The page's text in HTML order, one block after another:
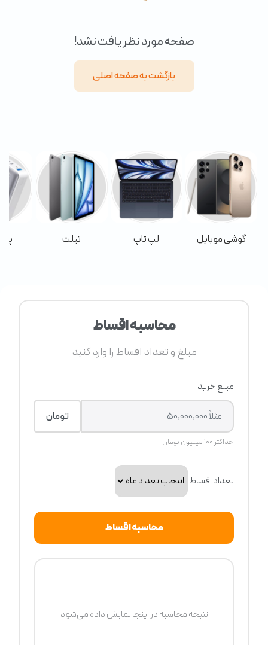
صفحه مورد نظر یافت نشد!
بازگشت به صفحه اصلی
گوشی موبایل لپ تاپ تبلت
محاسبه اقساط
مبلغ و تعداد اقساط را وارد کنید
مبلغ خرید
تومان
حداکثر ۱۰۰ میلیون تومان
تعداد اقساط
محاسبه اقساط
نتیجه محاسبه در اینجا نمایش داده می‌شود